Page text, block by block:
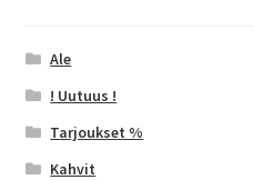
Ale
! Uutuus !
Tarjoukset %
Kahvit